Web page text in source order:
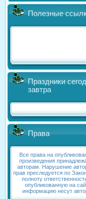
Полезные
Праздники
завтра
Права
Все права на
произведения
авторам. Нарушение
прав преследуется по
полноту
опубликованную на
информацию несут